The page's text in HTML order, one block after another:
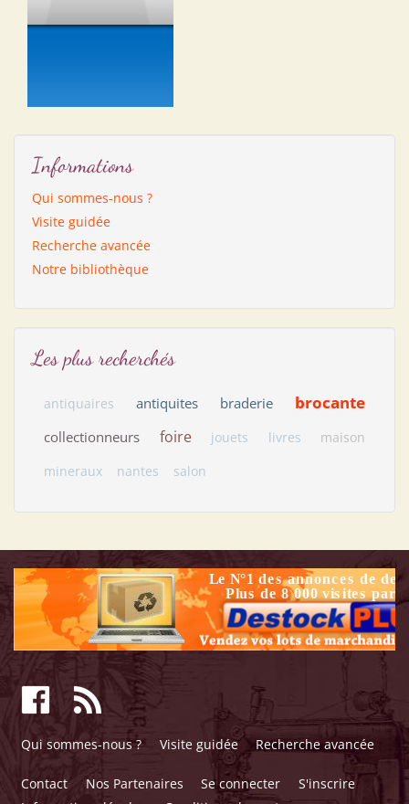
Informations
Qui sommes-nous ?
Visite guidée
Recherche avancée
Notre bibliothèque
Les plus recherchés
antiquaires antiquites braderie brocante
collectionneurs foire jouets livres
maison
mineraux
nantes salon
Qui sommes-nous ? Visite guidée Recherche avancée
Contact Nos Partenaires Se connecter
S'inscrire